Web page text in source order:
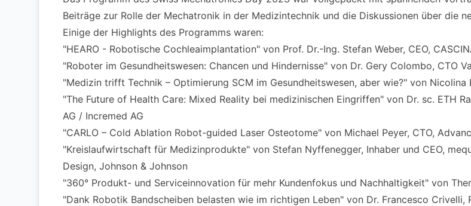
Beiträge zur Rolle der Mechatronik in der Medizintechnik und die Diskussionen über die
Einige der Highlights des Programms waren:
"HEARO - Robotische Cochleaimplantation" von Prof. Dr.-Ing. Stefan Weber, CEO,
"Roboter im Gesundheitswesen: Chancen und Hindernisse" von Dr. Gery Colombo, CTO
"Medizin trifft Technik – Optimierung SCM im Gesundheitswesen, aber wie?" von
"The Future of Health Care: Mixed Reality bei medizinischen Eingriffen" von Dr. sc. ETH
AG / Incremed AG
"CARLO – Cold Ablation Robot-guided Laser Osteotome" von Michael Peyer, CTO,
"Kreislaufwirtschaft für Medizinprodukte" von Stefan Nyffenegger, Inhaber und CEO,
Design, Johnson & Johnson
"360° Produkt- und Serviceinnovation für mehr Kundenfokus und Nachhaltigkeit" von
"Dank Robotik Bandscheiben belasten wie im richtigen Leben" von Dr. Francesco Crivelli,